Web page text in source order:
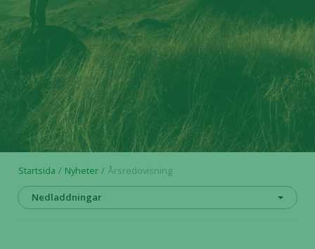
Startsida Nyheter Årsredovisning
Nedladdningar